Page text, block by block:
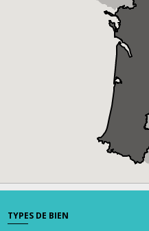
TYPES DE BIEN